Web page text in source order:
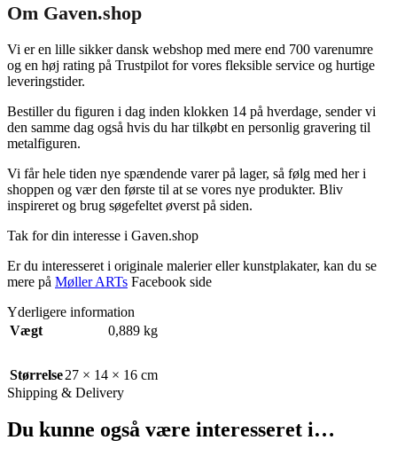
Om Gaven.shop
Vi er en lille sikker dansk webshop med mere end 700 varenumre
og en høj rating på Trustpilot for vores fleksible service og hurtige
leveringstider.
Bestiller du figuren i dag inden klokken 14 på hverdage, sender vi
den samme dag også hvis du har tilkøbt en personlig gravering til
metalfiguren.
Vi får hele tiden nye spændende varer på lager, så følg med her i
shoppen og vær den første til at se vores nye produkter. Bliv
inspireret og brug søgefeltet øverst på siden.
Tak for din interesse i Gaven.shop
Er du interesseret i originale malerier eller kunstplakater, kan du se
mere på Møller ARTs Facebook side
Yderligere information
Vægt
0,889 kg
Størrelse27 × 14 × 16 cm
Shipping & Delivery
Du kunne også være interesseret i…